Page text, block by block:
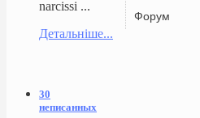
Форум
narcissi ...
Детальніше...
30
неписанных